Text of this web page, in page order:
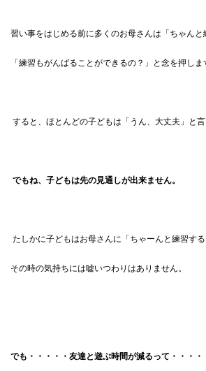
習い事をはじめる前に多くのお母さんは「ちゃんと
「練習もがんばることができるの？」と念を押しま
すると、ほとんどの子どもは「うん、大丈夫」と言
でもね、子どもは先の見通しが出来ません。
たしかに子どもはお母さんに「ちゃーんと練習する
その時の気持ちには嘘いつわりはありません。
でも・・・・・友達と遊ぶ時間が減るって・・・・